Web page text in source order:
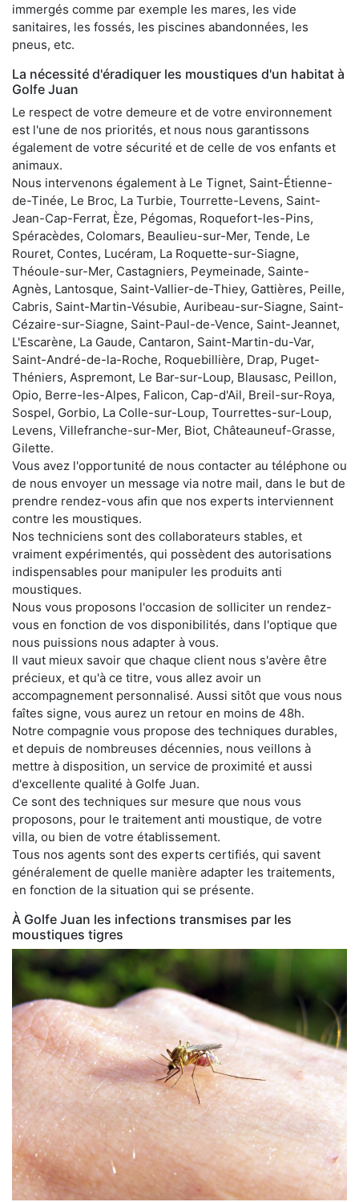
immergés comme par exemple les mares, les vide
sanitaires, les fossés, les piscines abandonnées, les
pneus, etc.
La nécessité d'éradiquer les moustiques d'un habitat à
Golfe Juan
Le respect de votre demeure et de votre environnement
est l'une de nos priorités, et nous nous garantissons
également de votre sécurité et de celle de vos enfants et
animaux.
Nous intervenons également à Le Tignet, Saint-Étienne-
de-Tinée, Le Broc, La Turbie, Tourrette-Levens, Saint-
Jean-Cap-Ferrat, Èze, Pégomas, Roquefort-les-Pins,
Spéracèdes, Colomars, Beaulieu-sur-Mer, Tende, Le
Rouret, Contes, Lucéram, La Roquette-sur-Siagne,
Théoule-sur-Mer, Castagniers, Peymeinade, Sainte-
Agnès, Lantosque, Saint-Vallier-de-Thiey, Gattières, Peille,
Cabris, Saint-Martin-Vésubie, Auribeau-sur-Siagne, Saint-
Cézaire-sur-Siagne, Saint-Paul-de-Vence, Saint-Jeannet,
L'Escarène, La Gaude, Cantaron, Saint-Martin-du-Var,
Saint-André-de-la-Roche, Roquebillière, Drap, Puget-
Théniers, Aspremont, Le Bar-sur-Loup, Blausasc, Peillon,
Opio, Berre-les-Alpes, Falicon, Cap-d'Ail, Breil-sur-Roya,
Sospel, Gorbio, La Colle-sur-Loup, Tourrettes-sur-Loup,
Levens, Villefranche-sur-Mer, Biot, Châteauneuf-Grasse,
Gilette.
Vous avez l'opportunité de nous contacter au téléphone ou
de nous envoyer un message via notre mail, dans le but de
prendre rendez-vous afin que nos experts interviennent
contre les moustiques.
Nos techniciens sont des collaborateurs stables, et
vraiment expérimentés, qui possèdent des autorisations
indispensables pour manipuler les produits anti
moustiques.
Nous vous proposons l'occasion de solliciter un rendez-
vous en fonction de vos disponibilités, dans l'optique que
nous puissions nous adapter à vous.
Il vaut mieux savoir que chaque client nous s'avère être
précieux, et qu'à ce titre, vous allez avoir un
accompagnement personnalisé. Aussi sitôt que vous nous
faîtes signe, vous aurez un retour en moins de 48h.
Notre compagnie vous propose des techniques durables,
et depuis de nombreuses décennies, nous veillons à
mettre à disposition, un service de proximité et aussi
d'excellente qualité à Golfe Juan.
Ce sont des techniques sur mesure que nous vous
proposons, pour le traitement anti moustique, de votre
villa, ou bien de votre établissement.
Tous nos agents sont des experts certifiés, qui savent
généralement de quelle manière adapter les traitements,
en fonction de la situation qui se présente.
À Golfe Juan les infections transmises par les
moustiques tigres